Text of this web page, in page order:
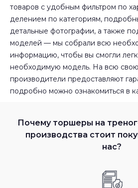
товаров с удобным фильтром по
делением по категориям,
детальные фотографии, а также
моделей — мы собрали всю
информацию, чтобы вы смогли
необходимую модель. На всю
производители предоставляют
подробно можно ознакомиться в
Почему торшеры на
производства стоит
нас?